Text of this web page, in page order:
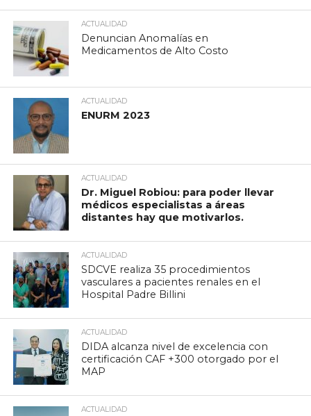
ACTUALIDAD
Denuncian Anomalías en
Medicamentos de Alto Costo
ACTUALIDAD
ENURM 2023
ACTUALIDAD
Dr. Miguel Robiou: para poder llevar
médicos especialistas a áreas
distantes hay que motivarlos.
ACTUALIDAD
SDCVE realiza 35 procedimientos
vasculares a pacientes renales en el
Hospital Padre Billini
ACTUALIDAD
DIDA alcanza nivel de excelencia con
certificación CAF +300 otorgado por el
MAP
ACTUALIDAD